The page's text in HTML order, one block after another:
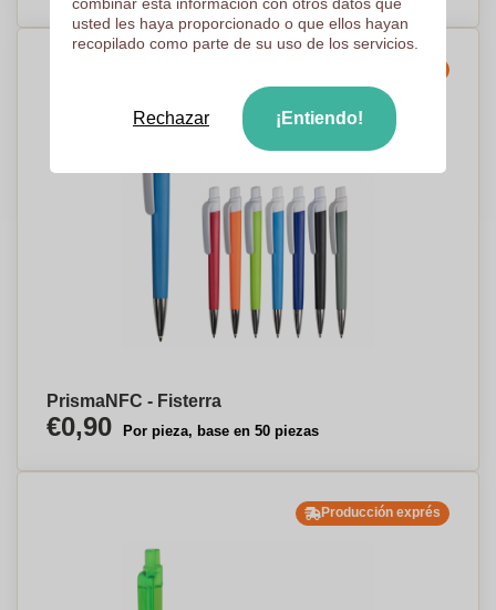
PrismaNFC - Fisterra
€0,90 Por pieza, base en 50 piezas
Producción exprés
usted les haya proporcionado o que ellos hayan
recopilado como parte de su uso de los servicios.
Rechazar ¡Entiendo!